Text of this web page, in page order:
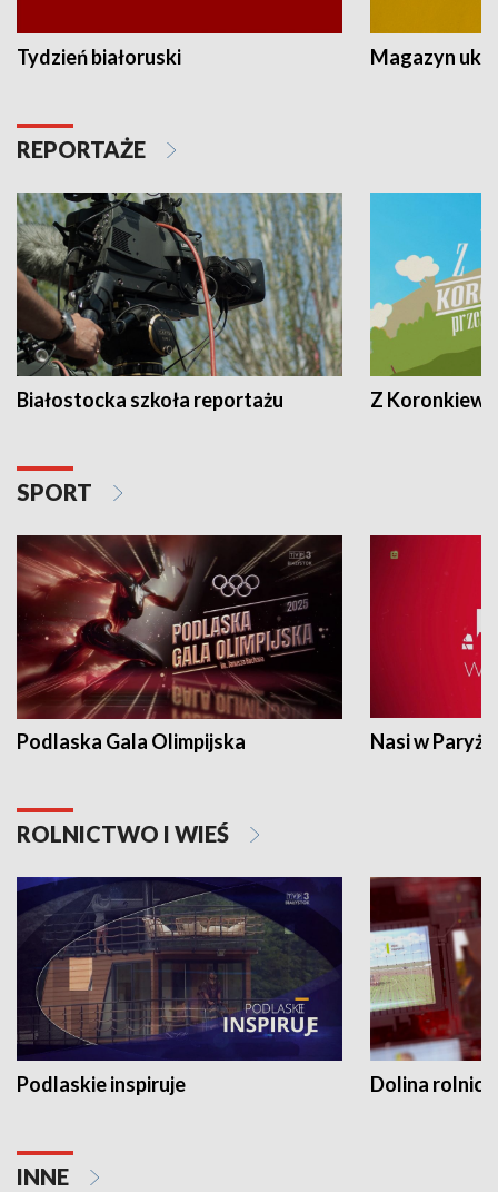
Tydzień białoruski Magazyn
REPORTAŻE
Białostocka szkoła reportażu Z
SPORT
Podlaska Gala Olimpijska Nasi w Paryżu
ROLNICTWO I WIEŚ
Podlaskie inspiruje Dolina
INNE